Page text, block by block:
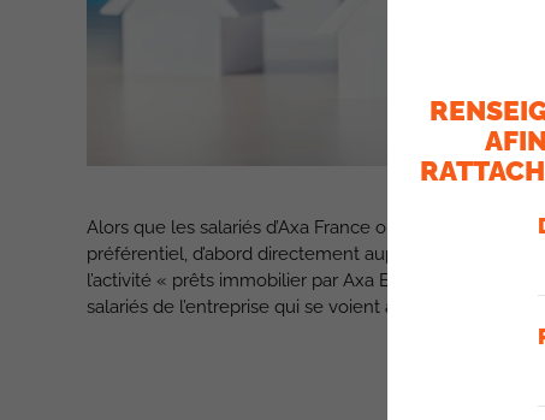
Alors que les salariés d’Axa France ont depuis de
préférentiel, d’abord directement auprès d’Axa France
l’activité « prêts immobilier par Axa Banque ». Nous
salariés de l’entreprise qui se voient ainsi privés d’un